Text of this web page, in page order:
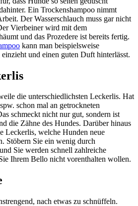
Ein Trockenshampoo nimmt
Der Wasserschlauch muss gar nicht
Vierbeiner wird mit dem
und das Prozedere ist bereits fertig.
kann man beispielsweise
und einen guten Duft hinterlässt.
die unterschiedlichsten Leckerlis. Hat
schon mal an getrockneten
schmeckt nicht nur gut, sondern ist
die Zähne des Hundes. Darüber hinaus
Leckerlis, welche Hunden neue
Stöbern Sie ein wenig durch
Sie werden schnell zahlreiche
Ihrem Bello nicht vorenthalten wollen.
nach etwas zu schnüffeln.